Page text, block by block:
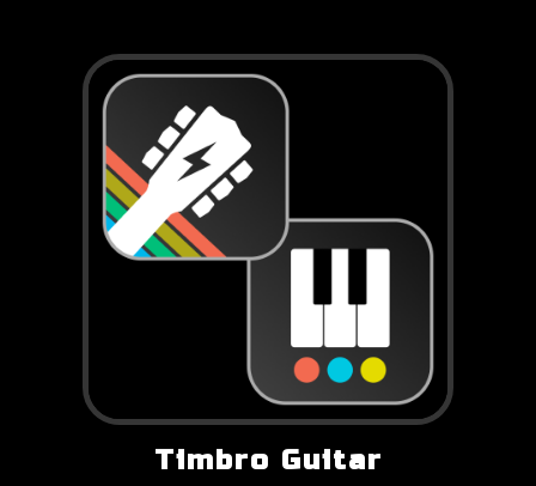
Timbro Guitar